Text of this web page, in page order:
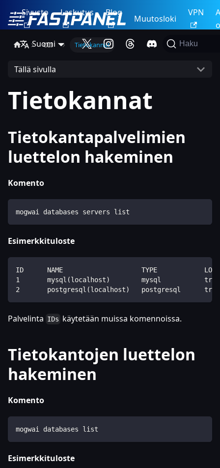
Sivusto Laskutus Blog
Muutosloki
VPN
Suomi
Haku
CLI Tietokannat
Tällä sivulla
Tietokannat
Tietokantapalvelimien
luettelon hakeminen
Komento
mogwai databases servers list
Esimerkkituloste
ID      NAME                    TYPE            LOCAL
1       mysql(localhost)        mysql
2       postgresql(localhost)   postgresql
Palvelinta IDs käytetään muissa komennoissa.
Tietokantojen luettelon
hakeminen
Komento
mogwai databases list
Esimerkkituloste